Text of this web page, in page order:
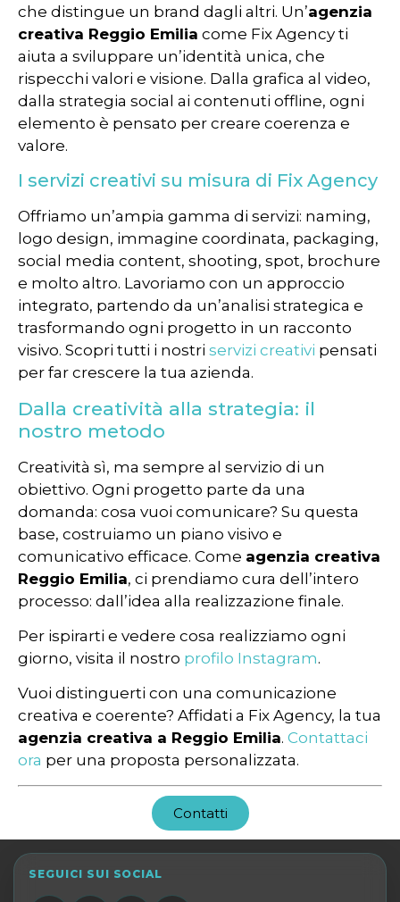
che distingue un brand dagli altri. Un’agenzia
creativa Reggio Emilia come Fix Agency ti
aiuta a sviluppare un’identità unica, che
rispecchi valori e visione. Dalla grafica al video,
dalla strategia social ai contenuti offline, ogni
elemento è pensato per creare coerenza e
valore.
I servizi creativi su misura di Fix Agency
Offriamo un’ampia gamma di servizi: naming,
logo design, immagine coordinata, packaging,
social media content, shooting, spot, brochure
e molto altro. Lavoriamo con un approccio
integrato, partendo da un’analisi strategica e
trasformando ogni progetto in un racconto
visivo. Scopri tutti i nostri servizi creativi pensati
per far crescere la tua azienda.
Dalla creatività alla strategia: il
nostro metodo
Creatività sì, ma sempre al servizio di un
obiettivo. Ogni progetto parte da una
domanda: cosa vuoi comunicare? Su questa
base, costruiamo un piano visivo e
comunicativo efficace. Come agenzia creativa
Reggio Emilia, ci prendiamo cura dell’intero
processo: dall’idea alla realizzazione finale.
Per ispirarti e vedere cosa realizziamo ogni
giorno, visita il nostro profilo Instagram.
Vuoi distinguerti con una comunicazione
creativa e coerente? Affidati a Fix Agency, la tua
agenzia creativa a Reggio Emilia. Contattaci
ora per una proposta personalizzata.
Contatti
SEGUICI SUI SOCIAL